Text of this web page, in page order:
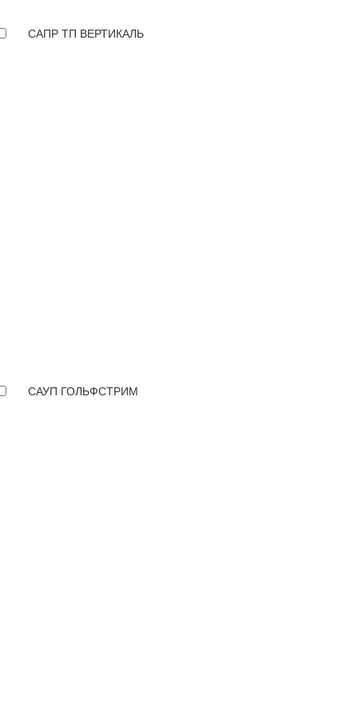
САПР ТП ВЕРТИКАЛЬ
САУП ГОЛЬФСТРИМ